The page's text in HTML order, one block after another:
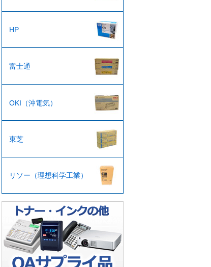
HP
富士通
OKI（沖電気）
東芝
リソー（理想科学工業）